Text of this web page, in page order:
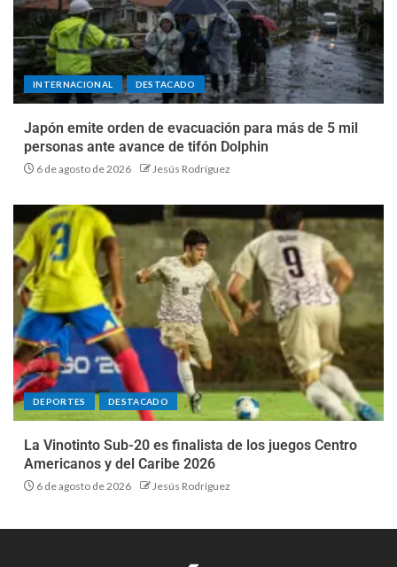
INTERNACIONAL DESTACADO
Japón emite orden de evacuación para más de 5 mil
personas ante avance de tifón Dolphin
6 de agosto de 2026 Jesús Rodríguez
DEPORTES DESTACADO
La Vinotinto Sub-20 es finalista de los juegos Centro
Americanos y del Caribe 2026
6 de agosto de 2026 Jesús Rodríguez